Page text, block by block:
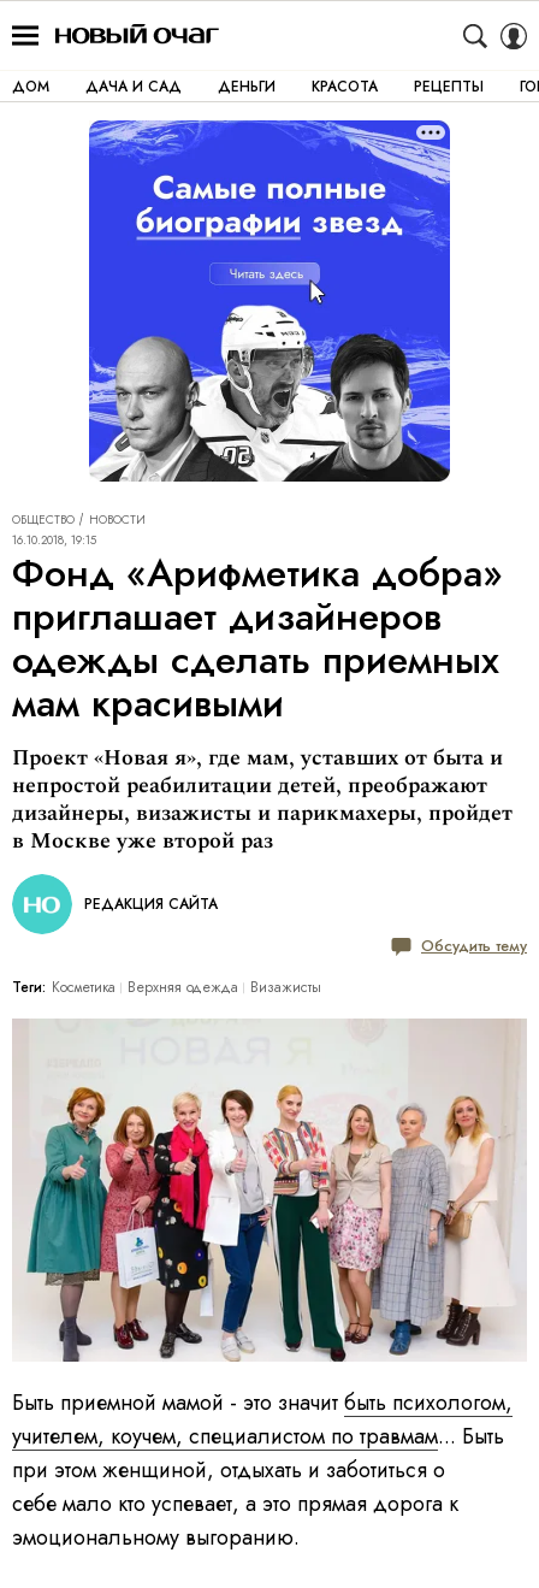
ДОМ ДАЧА И САД ДЕНЬГИ КРАСОТА РЕЦЕПТЫ
ОБЩЕСТВО
НОВОСТИ
16.10.2018, 19:15
Фонд «Арифметика добра»
приглашает дизайнеров
одежды сделать приемных
мам красивыми
Проект «Новая я», где мам, уставших от быта и
непростой реабилитации детей, преображают
дизайнеры, визажисты и парикмахеры, пройдет
в Москве уже второй раз
РЕДАКЦИЯ САЙТА
Обсудить тему
Теги: Косметика Верхняя одежда Визажисты
Быть приемной мамой - это значитбыть психологом,
учителем, коучем, специалистом по травмам... Быть
при этом женщиной, отдыхать и заботиться о
себе мало кто успевает, а это прямая дорога к
эмоциональному выгоранию.